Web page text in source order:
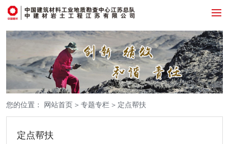
您的位置： 网站首页 > 专题专栏 > 定点帮扶
定点帮扶